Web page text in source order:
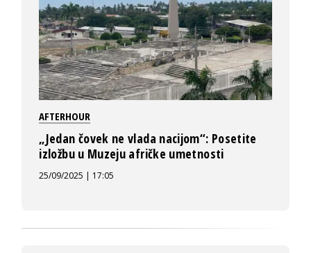
AFTERHOUR
„Jedan čovek ne vlada nacijom“: Posetite
izložbu u Muzeju afričke umetnosti
25/09/2025 | 17:05